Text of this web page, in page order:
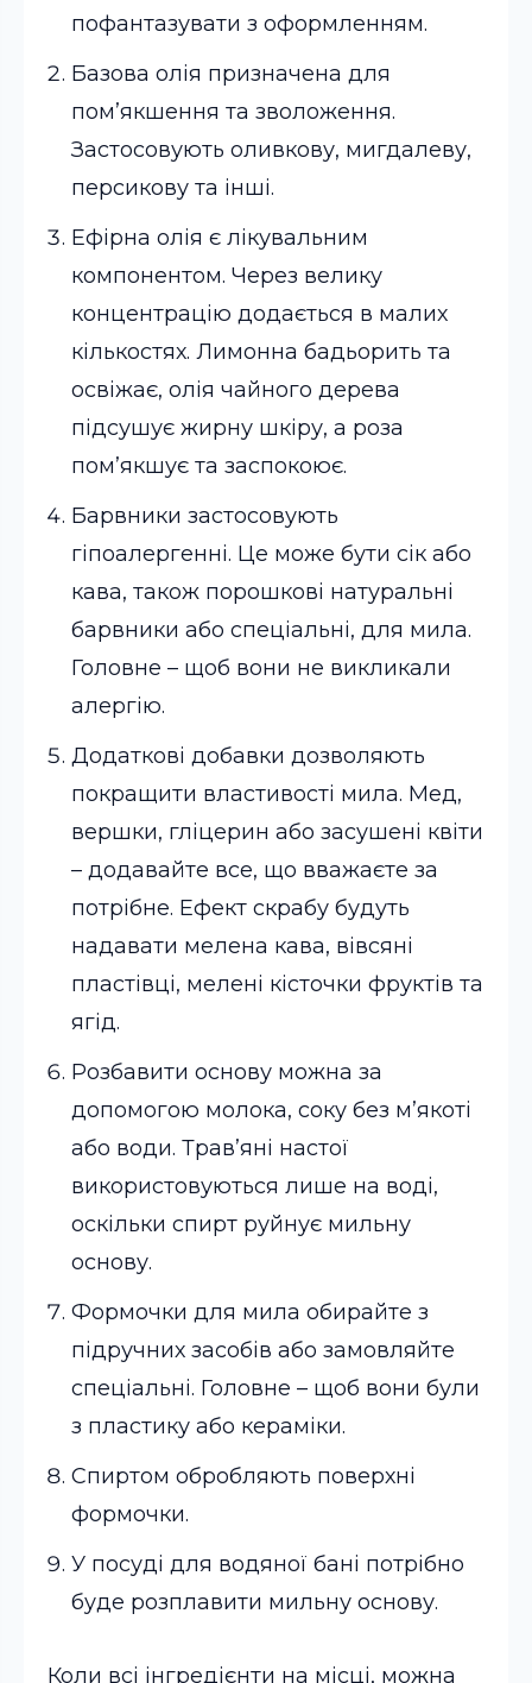
пофантазувати з оформленням.
Базова олія призначена для
пом’якшення та зволоження.
Застосовують оливкову, мигдалеву,
персикову та інші.
Ефірна олія є лікувальним
компонентом. Через велику
концентрацію додається в малих
кількостях. Лимонна бадьорить та
освіжає, олія чайного дерева
підсушує жирну шкіру, а роза
пом’якшує та заспокоює.
Барвники застосовують
гіпоалергенні. Це може бути сік або
кава, також порошкові натуральні
барвники або спеціальні, для мила.
Головне – щоб вони не викликали
алергію.
Додаткові добавки дозволяють
покращити властивості мила. Мед,
вершки, гліцерин або засушені квіти
– додавайте все, що вважаєте за
потрібне. Ефект скрабу будуть
надавати мелена кава, вівсяні
пластівці, мелені кісточки фруктів та
ягід.
Розбавити основу можна за
допомогою молока, соку без м’якоті
або води. Трав’яні настої
використовуються лише на воді,
оскільки спирт руйнує мильну
основу.
Формочки для мила обирайте з
підручних засобів або замовляйте
спеціальні. Головне – щоб вони були
з пластику або кераміки.
Спиртом обробляють поверхні
формочки.
У посуді для водяної бані потрібно
буде розплавити мильну основу.
Коли всі інгредієнти на місці, можна